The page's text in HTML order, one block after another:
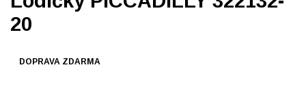
20
DOPRAVA ZDARMA